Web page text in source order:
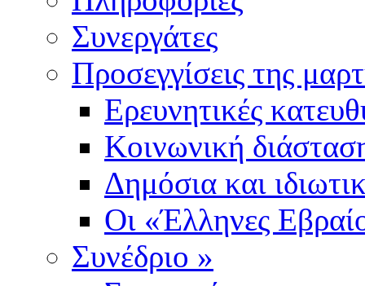
Συνεργάτες
Προσεγγίσεις της
Ερευνητικές
Κοινωνική
Δημόσια και
Οι «Έλληνες
Συνέδριο »